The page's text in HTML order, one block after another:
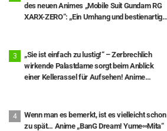
des neuen Animes „Mobile Suit Gundam RG
XARX-ZERO“: „Ein Umhang und bestienartige
„Sie ist einfach zu lustig!“ – Zerbrechlich
wirkende Palastdame sorgt beim Anblick
einer Kellerassel für Aufsehen! Anime
Wenn man es bemerkt, ist es vielleicht schon
zu spät… Anime „BanG Dream! Yume∞Mita“